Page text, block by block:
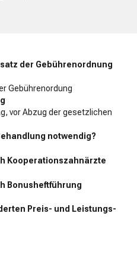
der Gebührenordnung
Gebührenordung
vor Abzug der gesetzlichen
notwendig?
Kooperationszahnärzte
Bonusheftführung
Preis- und Leistungs-